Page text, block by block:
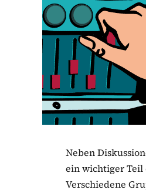
Neben
ein wichtiger Teil
Verschiedene